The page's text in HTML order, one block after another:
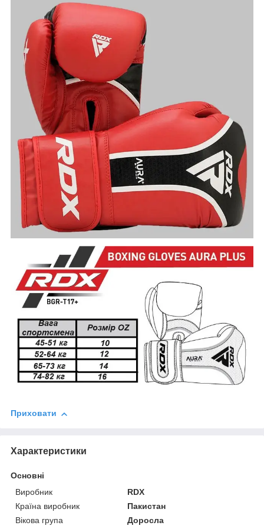
Приховати
Характеристики
Основні
Виробник
RDX
Країна виробник
Пакистан
Вікова група
Доросла